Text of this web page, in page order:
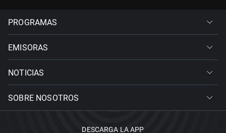
PROGRAMAS
EMISORAS
NOTICIAS
SOBRE NOSOTROS
DESCARGA LA APP